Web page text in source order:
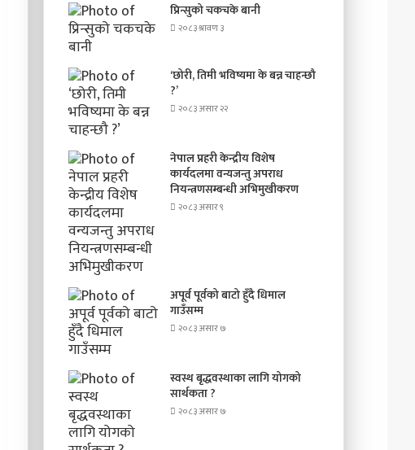
प्रिन्सुको चकचके बानी
२०८३ श्रावण ३
‘छोरी, तिमी भविष्यमा के बन्न चाहन्छौ
?’
२०८३ असार २२
नेपाल प्रहरी केन्द्रीय विशेष
कार्यदलमा वन्यजन्तु अपराध
नियन्त्रणसम्बन्धी अभिमुखीकरण
२०८३ असार ९
अपूर्व पूर्वको बाटो हुँदै धिमाल
गाउँसम्म
२०८३ असार ७
स्वस्थ बृद्धवस्थाका लागि योगको
सार्थकता ?
२०८३ असार ७